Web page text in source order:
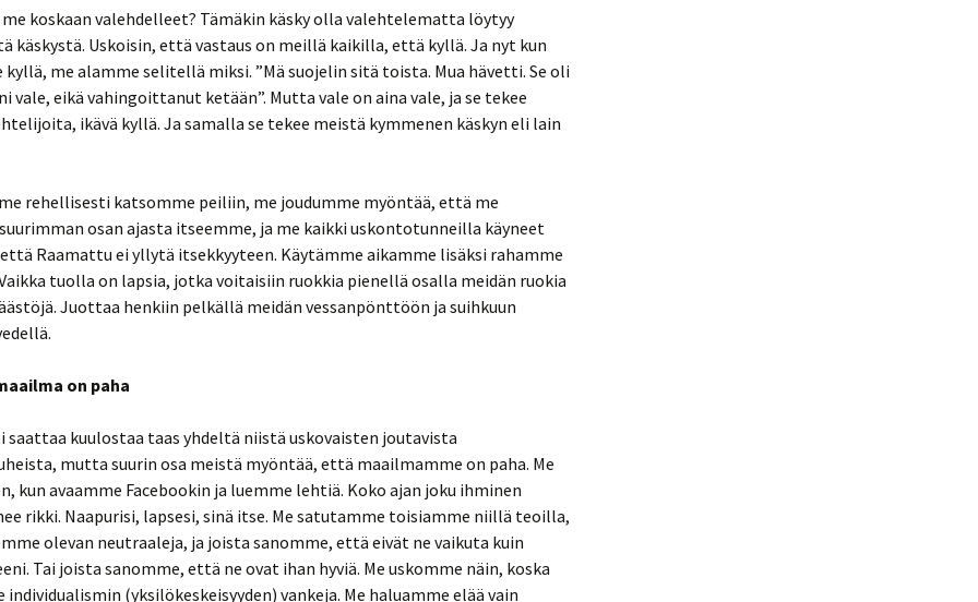
& Uusi
ja
koskaan valehdelleet? Tämäkin käsky olla valehtelematta löytyy
käskystä. Uskoisin, että vastaus on meillä kaikilla, että kyllä. Ja nyt kun
kyllä, me alamme selitellä miksi. ”Mä suojelin sitä toista. Mua hävetti. Se oli
vale, eikä vahingoittanut ketään”. Mutta vale on aina vale, ja se tekee
ikävä kyllä. Ja samalla se tekee meistä kymmenen käskyn eli lain
rehellisesti katsomme peiliin, me joudumme myöntää, että me
osan ajasta itseemme, ja me kaikki uskontotunneilla käyneet
Raamattu ei yllytä itsekkyyteen. Käytämme aikamme lisäksi rahamme
tuolla on lapsia, jotka voitaisiin ruokkia pienellä osalla meidän ruokia
Juottaa henkiin pelkällä meidän vessanpönttöön ja suihkuun
on paha
saattaa kuulostaa taas yhdeltä niistä uskovaisten joutavista
mutta suurin osa meistä myöntää, että maailmamme on paha. Me
kun avaamme Facebookin ja luemme lehtiä. Koko ajan joku ihminen
rikki. Naapurisi, lapsesi, sinä itse. Me satutamme toisiamme niillä teoilla,
olevan neutraaleja, ja joista sanomme, että eivät ne vaikuta kuin
Tai joista sanomme, että ne ovat ihan hyviä. Me uskomme näin, koska
individualismin (yksilökeskeisyyden) vankeja. Me haluamme elää vain